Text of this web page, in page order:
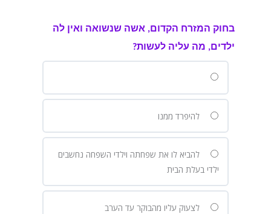
בחוק המזרח הקדום, אשה שנשואה ואין לה
ילדים, מה עליה לעשות?
להיפרד ממנו
להביא לו את שפחתה וילדי השפחה נחשבים
ילדי בעלת הבית
לצעוק עליו מהבוקר עד הערב